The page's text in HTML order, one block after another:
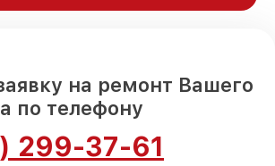
на ремонт Вашего
по телефону
299-37-61